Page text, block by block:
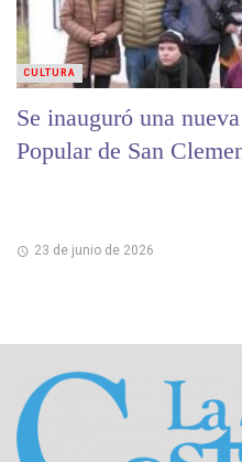
Se inauguró una
Popular de San
23 de junio de 2026
CULTURA